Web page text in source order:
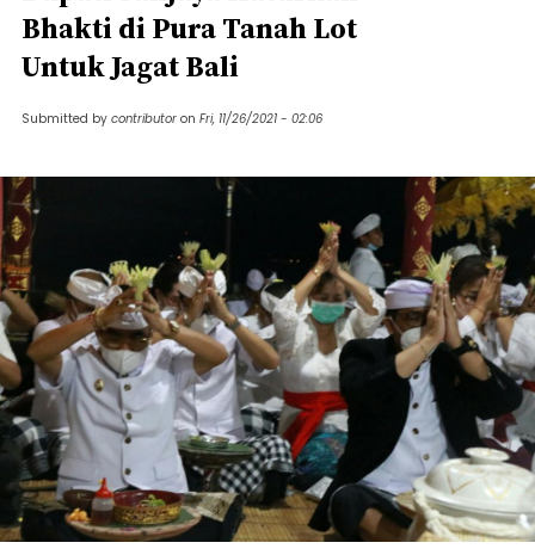
Bhakti di Pura Tanah Lot
Untuk Jagat Bali
Submitted by contributor on Fri, 11/26/2021 - 02:06